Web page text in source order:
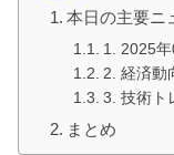
本日の主要ニ
1. 2025
2. 経済動
3. 技術ト
まとめ